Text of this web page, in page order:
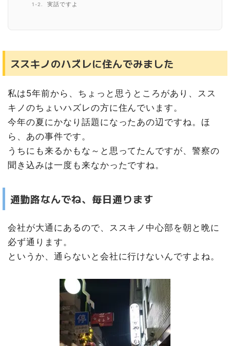
実話ですよ
ススキノのハズレに住んでみました
私は5年前から、ちょっと思うところがあり、スス
キノのちょいハズレの方に住んでいます。
今年の夏にかなり話題になったあの辺ですね。ほ
ら、あの事件です。
うちにも来るかもな～と思ってたんですが、警察の
聞き込みは一度も来なかったですね。
通勤路なんでね、毎日通ります
会社が大通にあるので、ススキノ中心部を朝と晩に
必ず通ります。
というか、通らないと会社に行けないんですよね。